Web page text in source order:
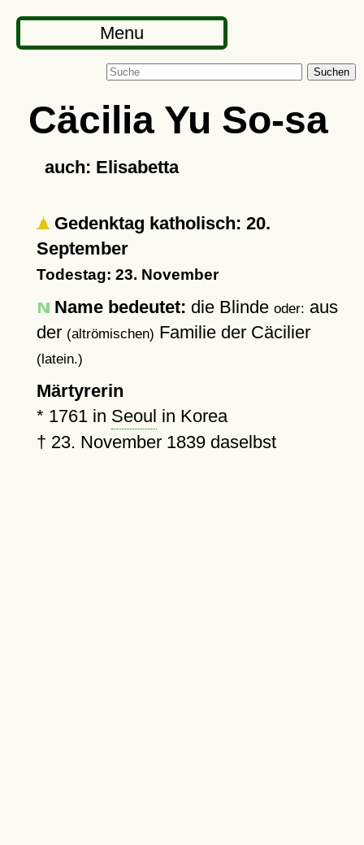
Menu
Suchen
Cäcilia Yu So-sa
auch: Elisabetta
Gedenktag katholisch: 20.
September
Todestag: 23. November
Name bedeutet: die Blinde oder: aus
der (altrömischen) Familie der Cäcilier
(latein.)
Märtyrerin
* 1761in Seoul in Korea
† 23. November 1839daselbst